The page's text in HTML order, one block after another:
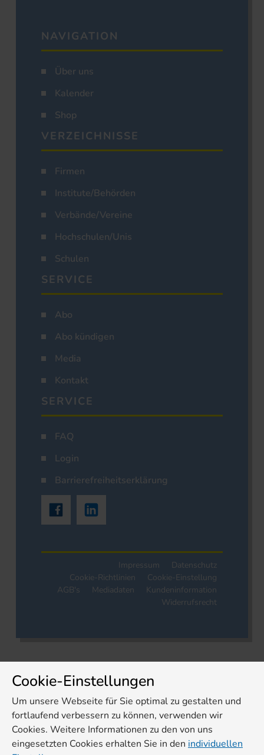
NAVIGATION
Über uns
Kalender
Shop
VERZEICHNISSE
Firmen
Institute/Behörden
Verbände/Vereine
Hochschulen/Unis
Schulen
SERVICE
Abo
Abo kündigen
Media
Kontakt
SERVICE
FAQ
Login
Barrierefreiheitserklärung
Impressum
Datenschutz
Cookie-Richtlinien
Cookie-Einstellung
AGB's
Mediadaten
Kundeninformation
Widerrufsrecht
Cookie-Einstellungen
Um unsere Webseite für Sie optimal zu gestalten und
fortlaufend verbessern zu können, verwenden wir
Cookies. Weitere Informationen zu den von uns
eingesetzten Cookies erhalten Sie in den individuellen